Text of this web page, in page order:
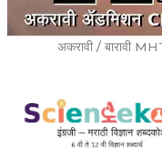
अकरावी / बारावी